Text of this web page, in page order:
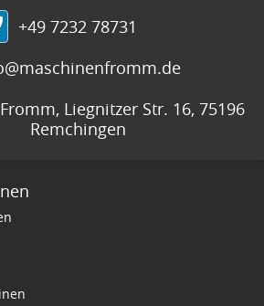
+49 7232 78731
, Liegnitzer Str. 16, 75196
Remchingen